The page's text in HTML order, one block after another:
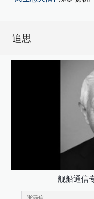
追思
舰船通信